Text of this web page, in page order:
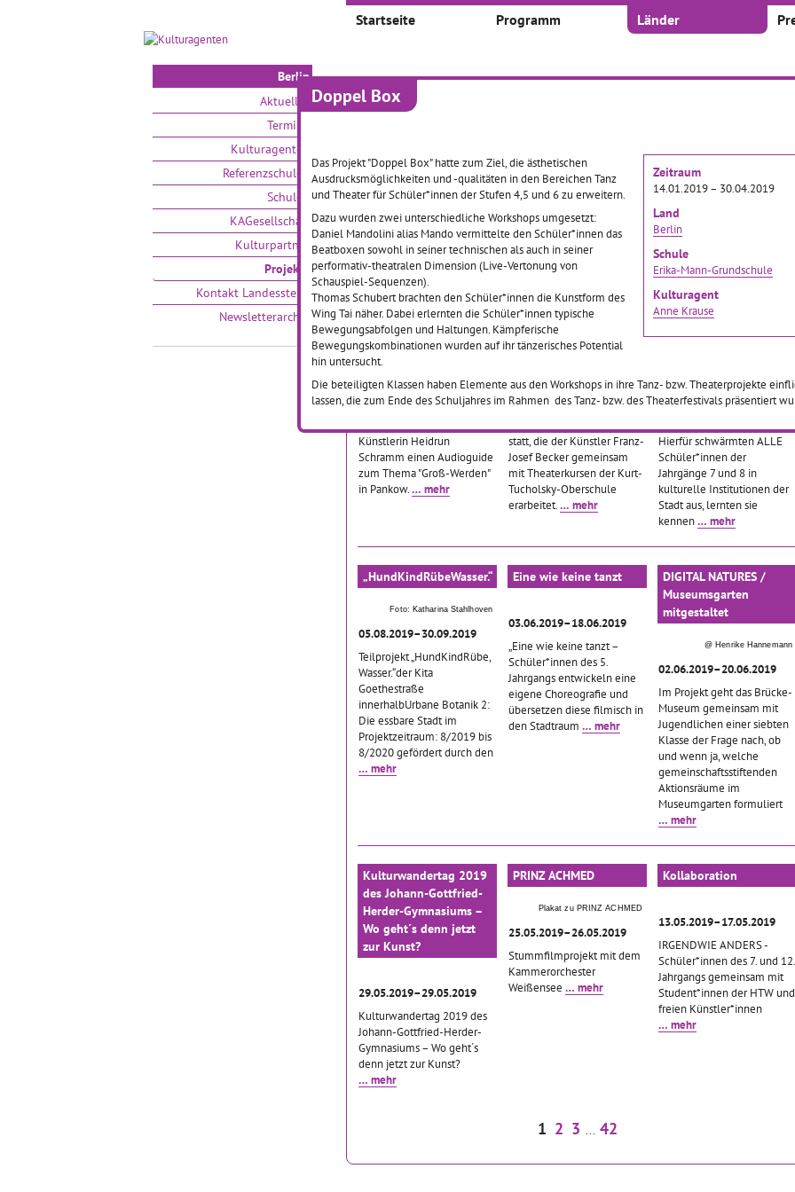
Doppel Box
Zeitraum
14.01.2019 – 30.04.2019
Land
Berlin
Schule
Erika-Mann-Grundschule
Kulturagent
Anne Krause
Das Projekt "Doppel Box" hatte zum Ziel, die ästhetischen
Ausdrucksmöglichkeiten und -qualitäten in den Bereichen Tanz
und Theater für Schüler*innen der Stufen 4,5 und 6 zu erweitern.
Dazu wurden zwei unterschiedliche Workshops umgesetzt:
Daniel Mandolini alias Mando vermittelte den Schüler*innen das
Beatboxen sowohl in seiner technischen als auch in seiner
performativ-theatralen Dimension (Live-Vertonung von
Schauspiel-Sequenzen).
Thomas Schubert brachten den Schüler*innen die Kunstform des
Wing Tai näher. Dabei erlernten die Schüler*innen typische
Bewegungsabfolgen und Haltungen. Kämpferische
Bewegungskombinationen wurden auf ihr tänzerisches Potential
hin untersucht.
Die beteiligten Klassen haben Elemente aus den Workshops in ihre Tanz- bzw. Theaterprojekte
lassen, die zum Ende des Schuljahres im Rahmen des Tanz- bzw. des Theaterfestivals präsentiert
Berlin
Aktuelles
Termine
Kulturagenten
Referenzschulen
Schulen
KAGesellschaft
Kulturpartner
Projekte
Kontakt Landesstelle
Newsletterarchiv
Startseite Programm Länder
Projekte
Von
1 2 3
PankOhr
28.10.2019–01.11.2019
Schüler*innen der
Reinhold-Burger-Schule
Künstlerin Heidrun
Schramm einen Audioguide
zum Thema "Groß-Werden"
in Pankow. … mehr
NEUNTER NOVEMBER
In der Woche vor dem 9.
November 2019 finden
statt, die der Künstler Franz-
Josef Becker gemeinsam
mit Theaterkursen der Kurt-
Tucholsky-Oberschule
erarbeitet. … mehr
Culturetour
Zum 3. Mal fand der
Profiltag KULTUR an der
Hierfür schwärmten ALLE
Schüler*innen der
Jahrgänge 7 und 8 in
kulturelle Institutionen der
Stadt aus, lernten sie
kennen… mehr
„HundKindRübeWasser.“
Foto: Katharina Stahlhoven
05.08.2019–30.09.2019
Teilprojekt „HundKindRübe,
Wasser.“der Kita
Goethestraße
innerhalbUrbane Botanik 2:
Die essbare Stadt im
Projektzeitraum: 8/2019 bis
8/2020 gefördert durch den
… mehr
Eine wie keine tanzt
03.06.2019–18.06.2019
„Eine wie keine tanzt –
Schüler*innen des 5.
Jahrgangs entwickeln eine
eigene Choreografie und
übersetzen diese filmisch in
den Stadtraum … mehr
DIGITAL NATURES /
Museumsgarten
mitgestaltet
@ Henrike Hannemann
02.06.2019–20.06.2019
Im Projekt geht das Brücke-
Museum gemeinsam mit
Jugendlichen einer siebten
Klasse der Frage nach, ob
und wenn ja, welche
gemeinschaftsstiftenden
Aktionsräume im
Museumgarten formuliert
… mehr
Kulturwandertag 2019
des Johann-Gottfried-
Herder-Gymnasiums –
Wo geht´s denn jetzt
zur Kunst?
29.05.2019–29.05.2019
Kulturwandertag 2019 des
Johann-Gottfried-Herder-
Gymnasiums – Wo geht´s
denn jetzt zur Kunst?
… mehr
PRINZ ACHMED
Plakat zu PRINZ ACHMED
25.05.2019–26.05.2019
Stummfilmprojekt mit dem
Kammerorchester
Weißensee … mehr
Kollaboration
13.05.2019–17.05.2019
IRGENDWIE ANDERS -
Schüler*innen des 7. und 12.
Jahrgangs gemeinsam mit
Student*innen der HTW und
freien Künstler*innen
… mehr
1 2 3 42